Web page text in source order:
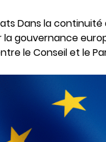
Dans la
la gouvernance
le Conseil et le